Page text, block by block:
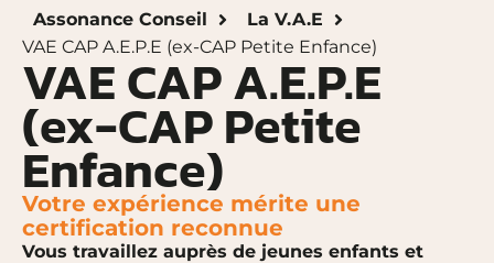
Assonance Conseil
La V.A.E
VAE CAP A.E.P.E (ex-CAP Petite Enfance)
VAE CAP A.E.P.E
(ex-CAP Petite
Enfance)
Votre expérience mérite une
certification reconnue
Vous travaillez auprès de jeunes enfants et